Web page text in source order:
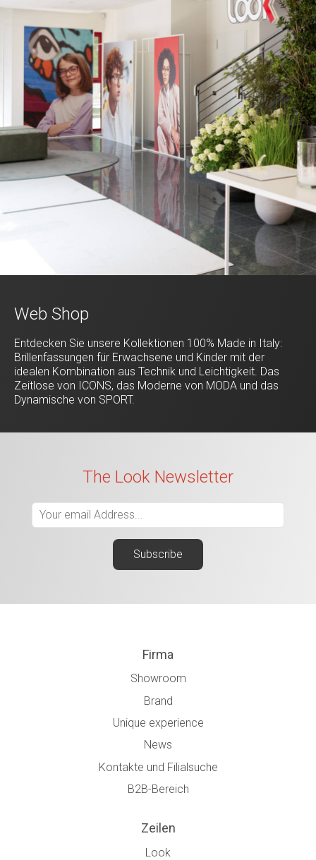
Web Shop
Entdecken Sie unsere Kollektionen 100% Made in Italy:
Brillenfassungen für Erwachsene und Kinder mit der
idealen Kombination aus Technik und Leichtigkeit. Das
Zeitlose von ICONS, das Moderne von MODA und das
Dynamische von SPORT.
The Look Newsletter
Firma
Showroom
Brand
Unique experience
News
Kontakte und Filialsuche
B2B-Bereich
Zeilen
Look